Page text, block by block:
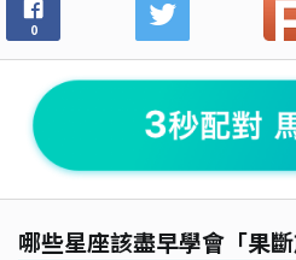
0
哪些星座該盡早學會「果